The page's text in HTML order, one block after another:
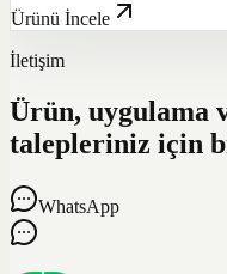
Ürünü İncele
İletişim
Ürün, uygulama
talepleriniz için
WhatsApp